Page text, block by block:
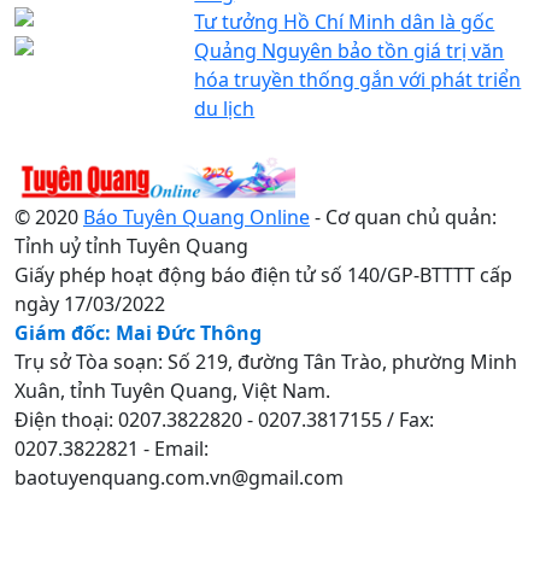
Tư tưởng Hồ Chí Minh dân là gốc
Quảng Nguyên bảo tồn giá trị văn
hóa truyền thống gắn với phát triển
du lịch
© 2020 Báo Tuyên Quang Online- Cơ quan chủ quản:
Tỉnh uỷ tỉnh Tuyên Quang
Giấy phép hoạt động báo điện tử số 140/GP-BTTTT cấp
ngày 17/03/2022
Giám đốc: Mai Đức Thông
Trụ sở Tòa soạn: Số 219, đường Tân Trào, phường Minh
Xuân, tỉnh Tuyên Quang, Việt Nam.
Điện thoại: 0207.3822820 - 0207.3817155 / Fax:
0207.3822821 - Email:
baotuyenquang.com.vn@gmail.com